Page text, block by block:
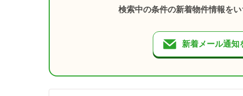
検索中の条件の新着物件情報を
新着メール通知